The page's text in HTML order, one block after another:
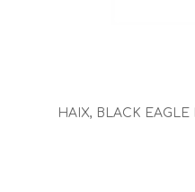
HAIX, BLACK